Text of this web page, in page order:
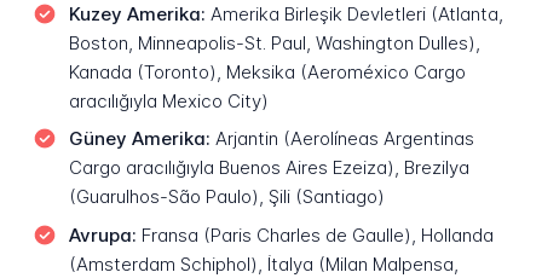
Kuzey Amerika: Amerika Birleşik Devletleri (Atlanta,
Boston, Minneapolis-St. Paul, Washington Dulles),
Kanada (Toronto), Meksika (Aeroméxico Cargo
aracılığıyla Mexico City)
Güney Amerika: Arjantin (Aerolíneas Argentinas
Cargo aracılığıyla Buenos Aires Ezeiza), Brezilya
(Guarulhos-São Paulo), Şili (Santiago)
Avrupa: Fransa (Paris Charles de Gaulle), Hollanda
(Amsterdam Schiphol), İtalya (Milan Malpensa,